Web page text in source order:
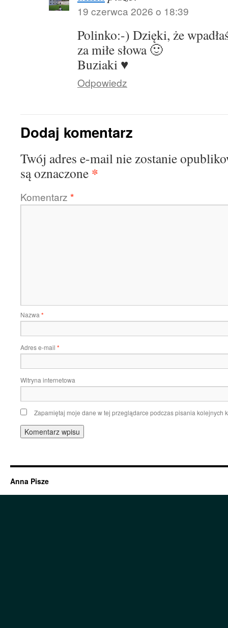
19 czerwca 2026 o 18:39
Polinko:-) Dzięki, że
za miłe słowa 🙂
Buziaki ♥️
Odpowiedz
Dodaj komentarz
Twój adres e-mail nie zostanie
są oznaczone *
Komentarz *
Nazwa *
Adres e-mail *
Witryna internetowa
Zapamiętaj moje dane w tej przeglądarce podczas pisania kolejnych
Anna Pisze